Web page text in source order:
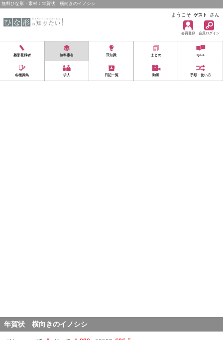
無料ひな形・素材：年賀状 横向きのイノシシ
ようこそ ゲスト さん
会員登録 会員ログイン
雛形登録者 無料素材 豆知識 まとめ Q&A
各種募集 求人 日記一覧 動画 手順・使い方
年賀状 横向きのイノシシ